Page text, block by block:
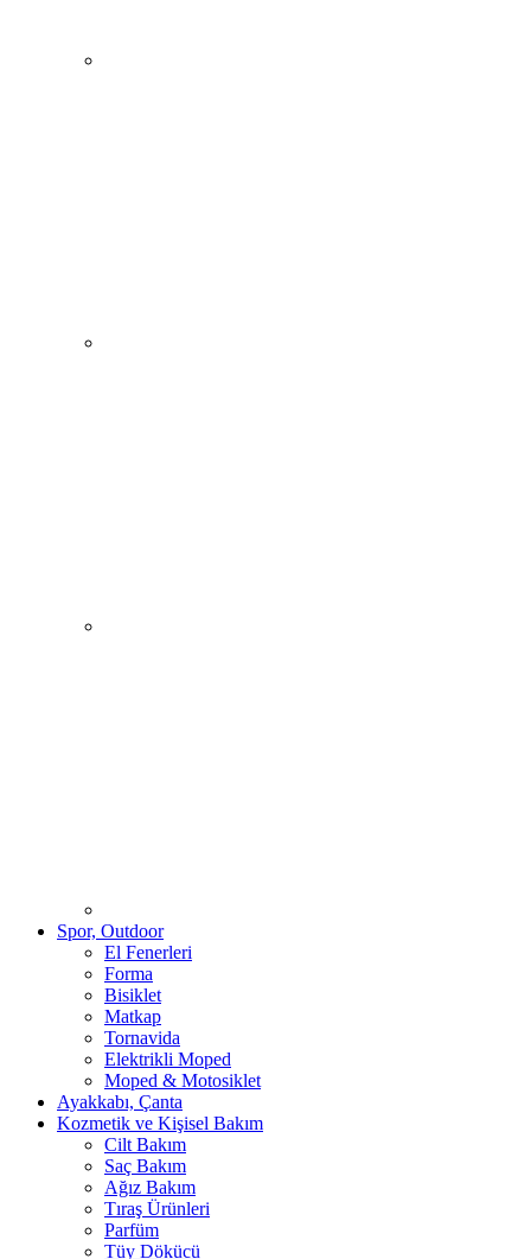
Spor, Outdoor
El Fenerleri
Forma
Bisiklet
Matkap
Tornavida
Elektrikli Moped
Moped & Motosiklet
Ayakkabı, Çanta
Kozmetik ve Kişisel Bakım
Cilt Bakım
Saç Bakım
Ağız Bakım
Tıraş Ürünleri
Parfüm
Tüy Dökücü